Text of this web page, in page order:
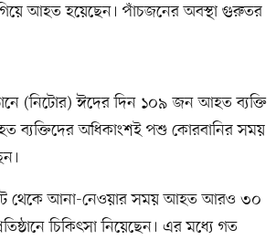
আহত হয়েছেন। পাঁচজনের অবস্থা গুরুতর
(নিটোর) ঈদের দিন ১০৯ জন আহত ব্যক্তি
ব্যক্তিদের অধিকাংশই পশু কোরবানির সময়
থেকে আনা-নেওয়ার সময় আহত আরও ৩০
চিকিৎসা নিয়েছেন। এর মধ্যে গত